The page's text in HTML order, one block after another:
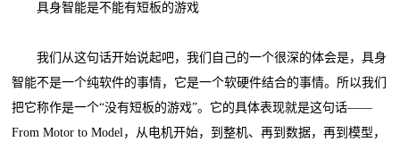
具身智能是不能有短板的游戏
我们从这句话开始说起吧，我们自己的一个很深的体会是，具身
智能不是一个纯软件的事情，它是一个软硬件结合的事情。所以我们
把它称作是一个“没有短板的游戏”。它的具体表现就是这句话——
From Motor to Model，从电机开始，到整机、再到数据，再到模型，